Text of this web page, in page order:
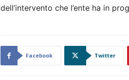
dell’intervento che l’ente ha in
Facebook Twitter